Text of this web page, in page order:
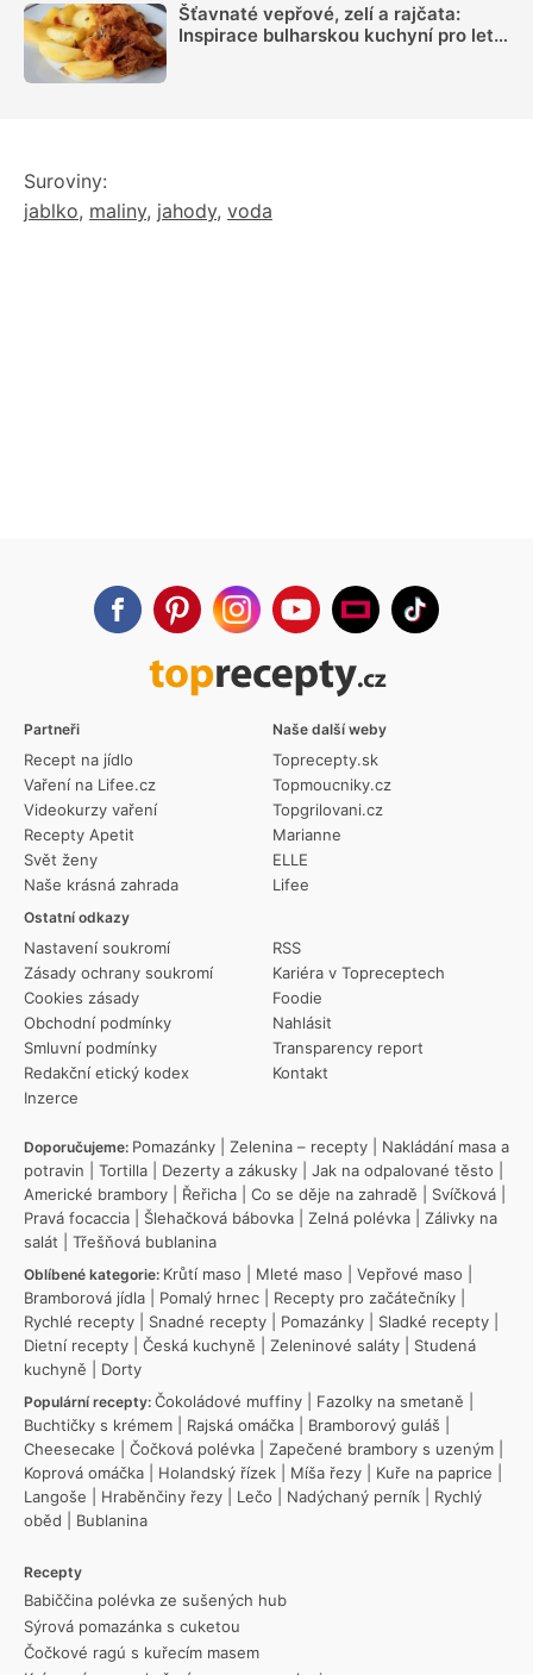
Šťavnaté vepřové, zelí a rajčata:
Inspirace bulharskou kuchyní pro letní
Suroviny:
jablko, maliny, jahody, voda
Partneři
Recept na jídlo
Vaření na Lifee.cz
Videokurzy vaření
Recepty Apetit
Svět ženy
Naše krásná zahrada
Ostatní odkazy
Nastavení soukromí
Zásady ochrany soukromí
Cookies zásady
Obchodní podmínky
Smluvní podmínky
Redakční etický kodex
Inzerce
RSS
Kariéra v Topreceptech
Foodie
Nahlásit
Transparency report
Kontakt
Naše další weby
Toprecepty.sk
Topmoucniky.cz
Topgrilovani.cz
Marianne
ELLE
Lifee
Doporučujeme: Pomazánky Zelenina – recepty
Nakládání masa a
potravin
Tortilla Dezerty a zákusky Jak na odpalované těsto
Americké brambory
Řeřicha Co se děje na zahradě Svíčková
Pravá focaccia
Šlehačková bábovka Zelná polévka
Zálivky na
salát
Třešňová bublanina
Oblíbené kategorie: Krůtí maso Mleté maso Vepřové maso
Bramborová jídla
Pomalý hrnec Recepty pro začátečníky
Rychlé recepty
Snadné recepty Pomazánky Sladké recepty
Dietní recepty
Česká kuchyně Zeleninové saláty
Studená
kuchyně
Dorty
Populární recepty: Čokoládové muffiny Fazolky na smetaně
Buchtičky s krémem
Rajská omáčka Bramborový guláš
Cheesecake
Čočková polévka Zapečené brambory s uzeným
Koprová omáčka
Holandský řízek Míša řezy Kuře na paprice
Langoše
Hraběnčiny řezy Lečo Nadýchaný perník
Rychlý
oběd
Bublanina
Recepty
Babiččina polévka ze sušených hub
Sýrová pomazánka s cuketou
Čočkové ragú s kuřecím masem